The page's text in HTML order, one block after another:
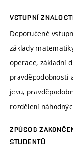
VSTUPNÍ ZNALOSTI
Doporučené
základy
operace, základní
pravděpodobnosti
jevu,
rozdělení
ZPŮSOB
STUDENTŮ